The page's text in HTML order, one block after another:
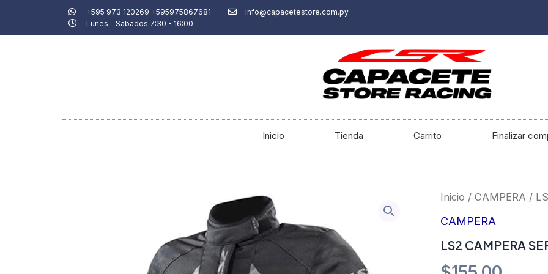
+595 973 120269 +595975867681
info@capacetestore.com.py
Lunes - Sabados 7:30 - 16:00
Inicio Tienda Carrito Finalizar
Inicio / CAMPERA /
CAMPERA
LS2 CAMPERA
LS2
SERRA
cantidad